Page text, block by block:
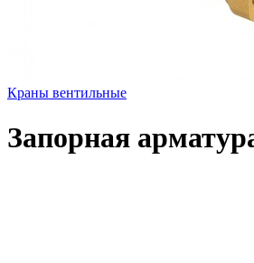
Краны вентильные
Запорная